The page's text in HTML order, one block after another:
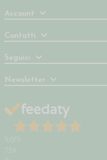
Account
Contatti
Seguici
Newsletter
5,0 /5
739